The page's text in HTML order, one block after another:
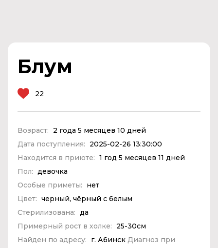
Блум
22
Возраст:
2 года 5 месяцев 10 дней
Дата поступления:
2025-02-26 13:30:00
Находится в приюте: 1 год 5 месяцев 11 дней
Пол: девочка
Особые приметы:
нет
Цвет: черный, чёрный с белым
Стерилизована: да
Примерный рост в холке:
25-30см
Найден по адресу:
г. Абинск Диагноз при